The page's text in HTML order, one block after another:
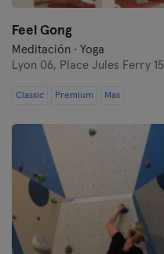
Feel Gong
Meditación · Yoga
Lyon 06, Place Jules Ferry 15
Classic Premium Max